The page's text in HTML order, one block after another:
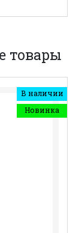
товары
В наличии
Новинка